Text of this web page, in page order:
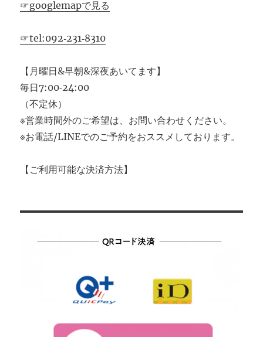
☞googlemapで見る
☞tel:092‐231‐8310
【月曜日&早朝&深夜あいてます】
毎日7:00‐24:00
（不定休）
※営業時間外のご希望は、お問い合わせください。
※お電話/LINEでのご予約をおススメしております。
【ご利用可能な決済方法】